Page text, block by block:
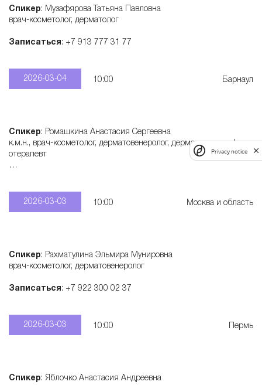
Спикер: Музафярова Татьяна Павловна
врач-косметолог, дерматолог
Записаться: +7 913 777 31 77
2026-03-04 10:00 Барнаул
Спикер: Ромашкина Анастасия Сергеевна
к.м.н., врач-косметолог, дерматовенеролог, дерматонколог, физи
отерапевт
2026-03-03 10:00 Москва и область
Спикер: Рахматулина Эльмира Мунировна
врач-косметолог, дерматовенеролог
Записаться: +7 922 300 02 37
2026-03-03 10:00 Пермь
Спикер: Яблочко Анастасия Андреевна
Privacy notice